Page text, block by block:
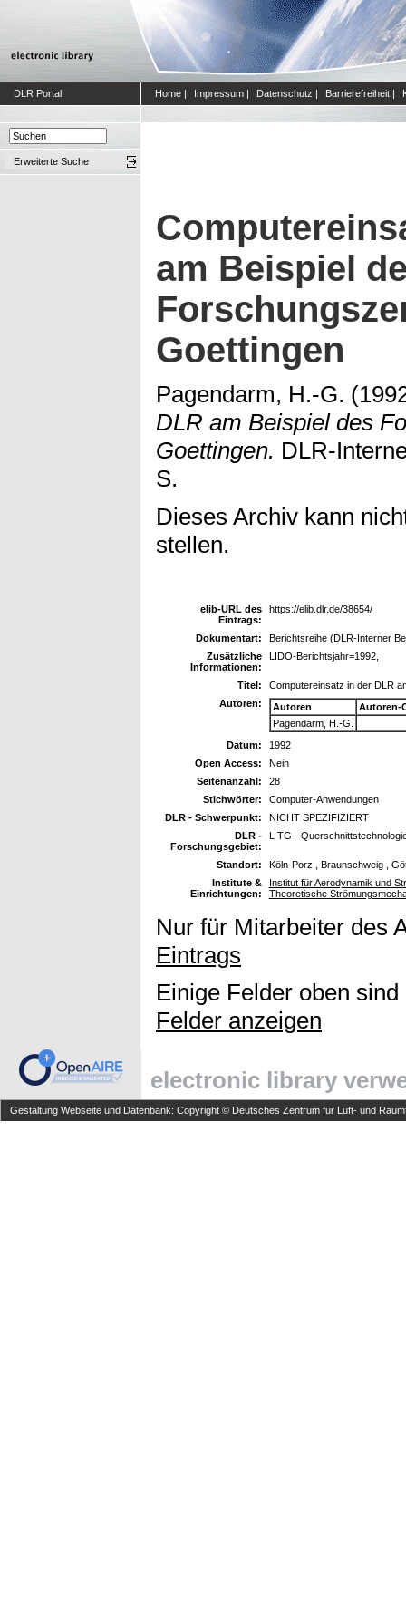
DLR Portal Home | Impressum | Datenschutz | Barrierefreiheit |
Erweiterte Suche
am Beispiel
Goettingen
Pagendarm, H.-G.
DLR am Beispiel des
Goettingen. DLR-
S.
Dieses Archiv kann
stellen.
elib-URL des
Eintrags:
https://elib.dlr.de/38654/
Dokumentart:
Berichtsreihe (DLR-Interner
Zusätzliche
Informationen:
LIDO-Berichtsjahr=1992,
Titel:
Computereinsatz in der DLR
Autoren:
Autoren
Autoren-
Pagendarm, H.-G.
Datum:
1992
Open Access:
Nein
Seitenanzahl:
28
Stichwörter:
Computer-Anwendungen
DLR - Schwerpunkt:
NICHT SPEZIFIZIERT
DLR -
Forschungsgebiet:
L TG -
Standort:
Köln-Porz , Braunschweig ,
Institute &
Einrichtungen:
Institut für Aerodynamik und
Theoretische
Nur für Mitarbeiter des
Eintrags
Einige Felder oben
Felder anzeigen
electronic library
Gestaltung Webseite und Datenbank: Copyright © Deutsches Zentrum für Luft- und